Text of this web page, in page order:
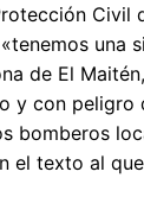
Civil
una
de El
y con peligro
bomberos
el texto al